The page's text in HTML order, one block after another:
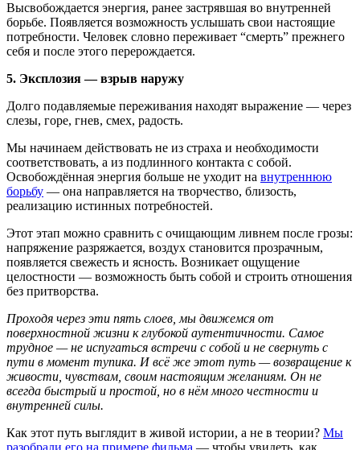
Высвобождается энергия, ранее застрявшая во внутренней
борьбе. Появляется возможность услышать свои настоящие
потребности. Человек словно переживает “смерть” прежнего
себя и после этого перерождается.
5. Эксплозия — взрыв наружу
Долго подавляемые переживания находят выражение — через
слезы, горе, гнев, смех, радость.
Мы начинаем действовать не из страха и необходимости
соответствовать, а из подлинного контакта с собой.
Освобождённая энергия больше не уходит на внутреннюю
борьбу — она направляется на творчество, близость,
реализацию истинных потребностей.
Этот этап можно сравнить с очищающим ливнем после грозы:
напряжение разряжается, воздух становится прозрачным,
появляется свежесть и ясность. Возникает ощущение
целостности — возможность быть собой и строить отношения
без притворства.
Проходя через эти пять слоев, мы движемся от
поверхностной жизни к глубокой аутентичности. Самое
трудное — не испугаться встречи с собой и не свернуть с
пути в момент тупика. И всё же этот путь — возвращение к
живости, чувствам, своим настоящим желаниям. Он не
всегда быстрый и простой, но в нём много честности и
внутренней силы.
Как этот путь выглядит в живой истории, а не в теории? Мы